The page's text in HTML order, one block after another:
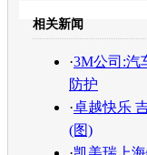
相关新闻
·3M公司:汽
防护
·卓越快乐
(图)